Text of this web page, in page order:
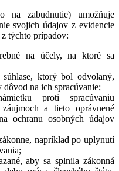
na zabudnutie) umožňuje
svojich údajov z evidencie
týchto prípadov:
na účely, na ktoré sa
súhlase, ktorý bol odvolaný,
na ich spracúvanie;
proti spracúvaniu
a tieto oprávnené
ochranu osobných údajov
napríklad po uplynutí
aby sa splnila zákonná